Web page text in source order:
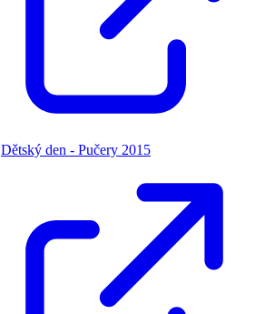
Dětský den - Pučery 2015